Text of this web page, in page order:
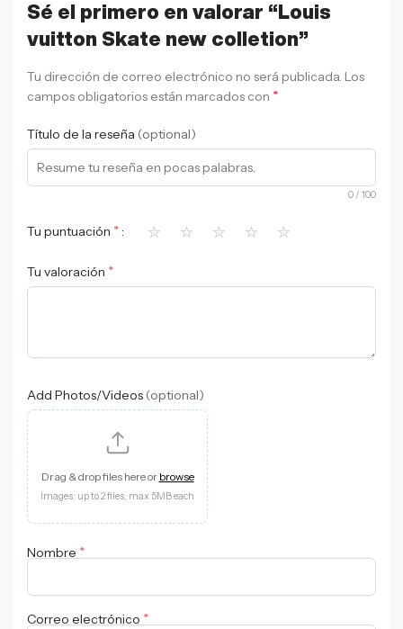
Sé el primero en valorar “Louis
vuitton Skate new colletion”
Tu dirección de correo electrónico no será publicada. Los
campos obligatorios están marcados con *
Título de la reseña (optional)
0 / 100
Tu puntuación * ⭐ ⭐ ⭐ ⭐ ⭐
Tu valoración *
Add Photos/Videos (optional)
Drag & drop files here or browse
Images: up to 2 files, max 5MB each
Nombre *
Correo electrónico *